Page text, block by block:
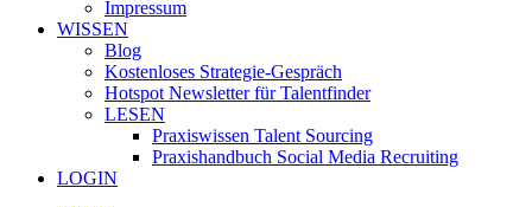
Impressum
WISSEN
Blog
Kostenloses Strategie-Gespräch
Hotspot Newsletter für Talentfinder
LESEN
Praxiswissen Talent Sourcing
Praxishandbuch Social Media Recruiting
LOGIN